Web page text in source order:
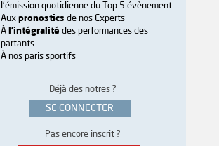
l'émission quotidienne du Top 5 évènement
Aux pronostics de nos Experts
À l'intégralité des performances des
partants
À nos paris sportifs
Déjà des notres ?
SE CONNECTER
Pas encore inscrit ?